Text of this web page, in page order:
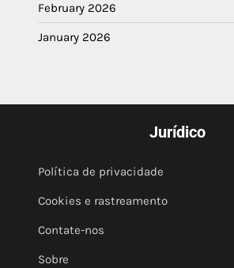
February 2026
January 2026
Jurídico
Política de privacidade
Cookies e rastreamento
Contate-nos
Sobre